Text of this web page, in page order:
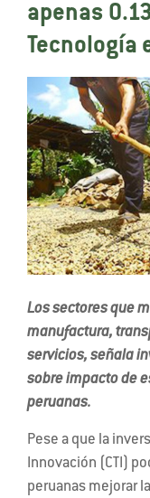
apenas
Tecnología
Los sectores que
manufactura,
servicios, señala
sobre impacto de
peruanas.
Pese a que la
Innovación (CTI)
peruanas mejorar